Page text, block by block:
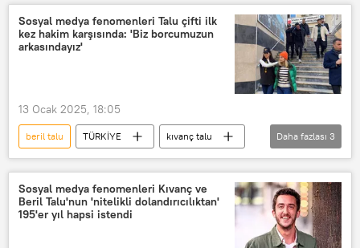
Sosyal medya fenomeni
sosyal medya yasası
Sosyal medya bağımlılığı
Sosyal medya fenomenleri Talu çifti ilk
kez hakim karşısında: 'Biz borcumuzun
arkasındayız'
13 Ocak 2025, 18:05
beril talu TÜRKİYE
kıvanç talu
Dolandırıcılık
Nitelikli dolandırıcılık
ünlülerle dolandırıcılık
Daha fazlası 3
Sosyal medya fenomenleri Kıvanç ve
Beril Talu'nun 'nitelikli dolandırıcılıktan'
195'er yıl hapsi istendi